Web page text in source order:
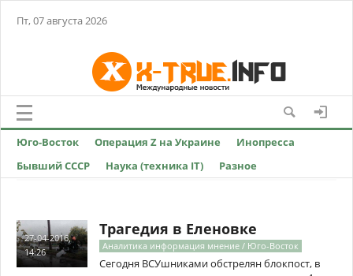
Пт, 07 августа 2026
Юго-Восток Операция Z на Украине
Инопресса
Бывший СССР
Наука (техника IT) Разное
27-04-2016,
14:26
Трагедия в Еленовке
Аналитика информация мнение / Юго-Восток
Сегодня ВСУшниками обстрелян блокпост, в